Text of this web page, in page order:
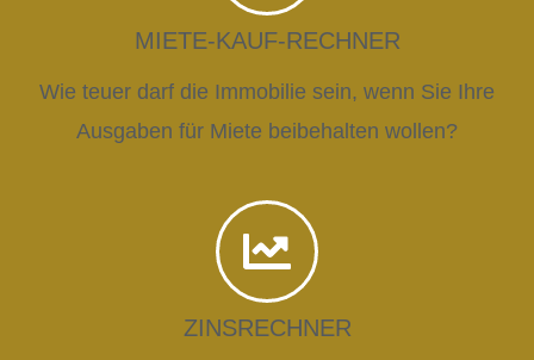
MIETE-KAUF-RECHNER
Wie teuer darf die Immobilie sein, wenn Sie Ihre
Ausgaben für Miete beibehalten wollen?
ZINSRECHNER